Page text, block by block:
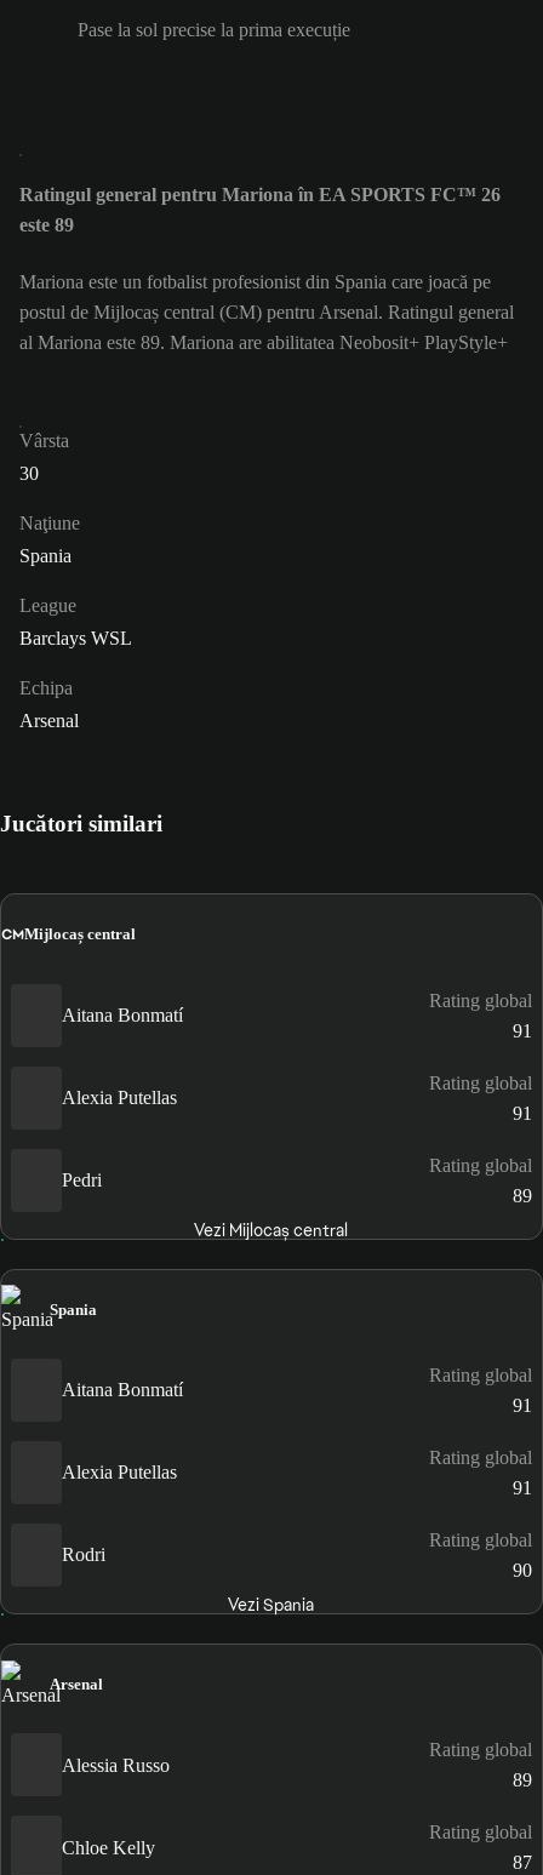
Pase la sol precise la prima execuție
Ratingul general pentru Mariona în EA SPORTS FC™ 26
este 89
Mariona este un fotbalist profesionist din Spania care joacă pe
postul de Mijlocaș central (CM) pentru Arsenal. Ratingul general
al Mariona este 89. Mariona are abilitatea Neobosit+ PlayStyle+
Vârsta
30
Naţiune
Spania
League
Barclays WSL
Echipa
Arsenal
Jucători similari
CMMijlocaș central
Aitana Bonmatí
Rating global
91
Alexia Putellas
Rating global
91
Pedri
Rating global
89
Vezi Mijlocaș central
Spania
Aitana Bonmatí
Rating global
91
Alexia Putellas
Rating global
91
Rodri
Rating global
90
Vezi Spania
Arsenal
Alessia Russo
Rating global
89
Chloe Kelly
Rating global
87